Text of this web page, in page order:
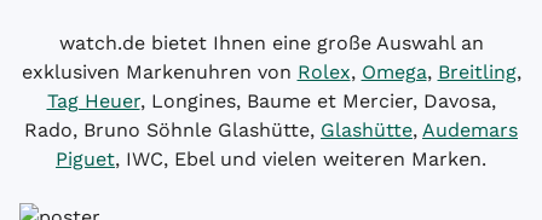
watch.de bietet Ihnen eine große Auswahl an
exklusiven Markenuhren von Rolex, Omega, Breitling,
Tag Heuer, Longines, Baume et Mercier, Davosa,
Rado, Bruno Söhnle Glashütte, Glashütte, Audemars
Piguet, IWC, Ebel und vielen weiteren Marken.